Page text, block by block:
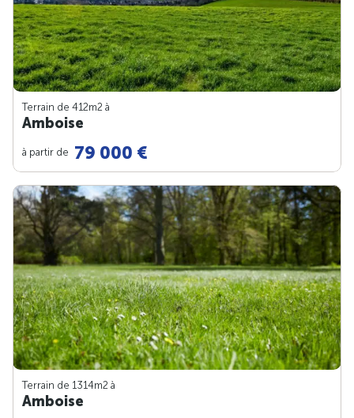
Terrain de 412m2 à
Amboise
à partir de 79 000 €
Terrain de 1314m2 à
Amboise